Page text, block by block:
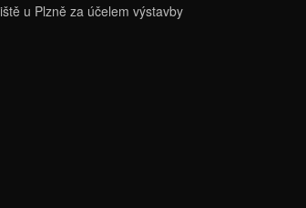
u Plzně za účelem výstavby